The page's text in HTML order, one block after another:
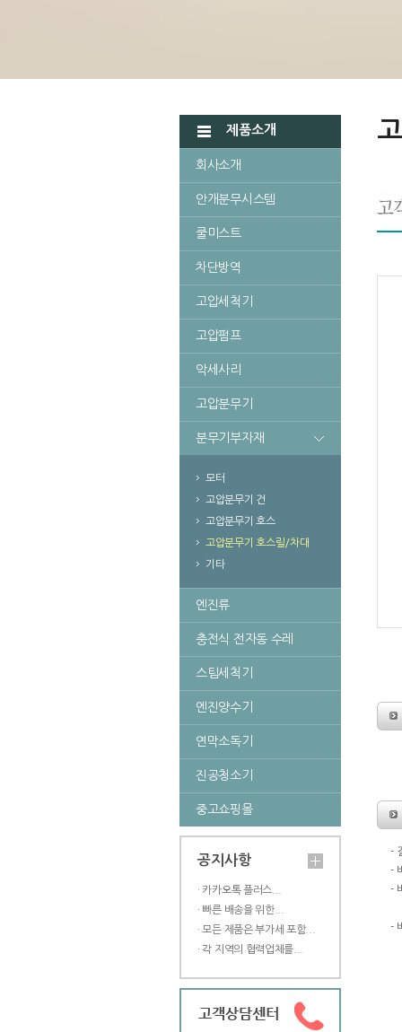
제품소개
회사소개
안개분무시스템
쿨미스트
차단방역
고압세척기
고압펌프
악세사리
고압분무기
분무기부자재
모터
고압분무기 건
고압분무기 호스
고압분무기 호스릴/차대
기타
엔진류
충전식 전자동 수레
스팀세척기
엔진양수기
연막소독기
진공청소기
중고쇼핑몰
공지사항
· 카카오톡 플러스...
· 빠른 배송을 위한...
· 모든 제품은 부가세 포함...
· 각 지역의 협력업체를...
-
-
-
-